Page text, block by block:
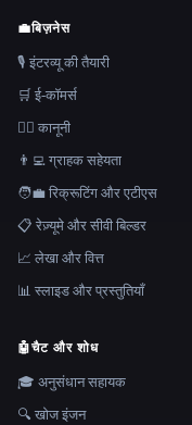
💼बिज़नेस
🎙️ इंटरव्यू की तैयारी
🛒 ई-कॉमर्स
👩‍⚖️ कानूनी
👨‍💻 ग्राहक सहेयता
🧑‍💼 रिक्रूटिंग और एटीएस
📋 रेज़्यूमे और सीवी बिल्डर
📈 लेखा और वित्त
📊 स्लाइड और प्रस्तुतियाँ
🤖चैट और शोध
🎓 अनुसंधान सहायक
🔍 खोज इंजन